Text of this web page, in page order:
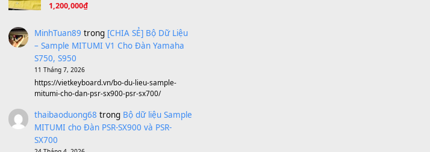
Ông Hoàng Bảy (8.133)
Avenged Sevenfold - Buried Alive (8.109)
Sản phẩm dành cho bạn
BEND 4 CHIỀU MTP-5F MEGABEND
1,600,000₫
Bánh xe Pa600 Pa900
500,000